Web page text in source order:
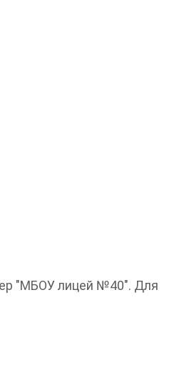
"МБОУ лицей №40". Для